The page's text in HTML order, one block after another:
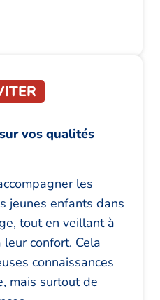
vos qualités
les
jeunes enfants dans
tout en veillant à
confort. Cela
connaissances
mais surtout de